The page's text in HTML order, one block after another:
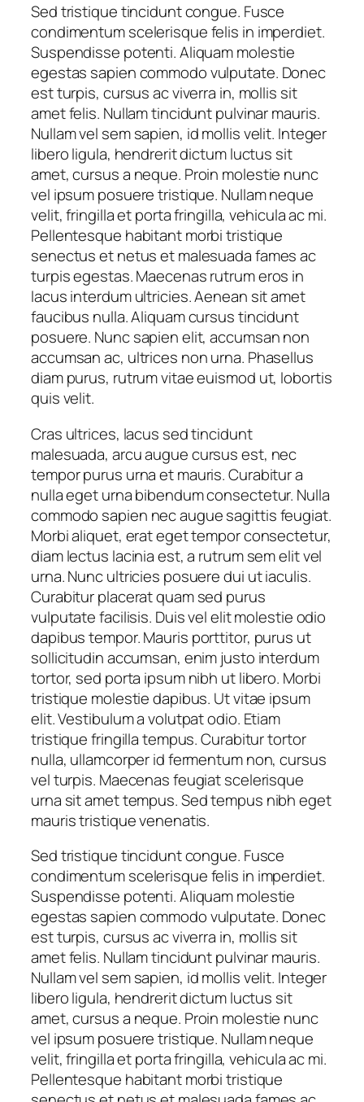
Sed tristique tincidunt congue. Fusce
condimentum scelerisque felis in imperdiet.
Suspendisse potenti. Aliquam molestie
egestas sapien commodo vulputate. Donec
est turpis, cursus ac viverra in, mollis sit
amet felis. Nullam tincidunt pulvinar mauris.
Nullam vel sem sapien, id mollis velit. Integer
libero ligula, hendrerit dictum luctus sit
amet, cursus a neque. Proin molestie nunc
vel ipsum posuere tristique. Nullam neque
velit, fringilla et porta fringilla, vehicula ac mi.
Pellentesque habitant morbi tristique
senectus et netus et malesuada fames ac
turpis egestas. Maecenas rutrum eros in
lacus interdum ultricies. Aenean sit amet
faucibus nulla. Aliquam cursus tincidunt
posuere. Nunc sapien elit, accumsan non
accumsan ac, ultrices non urna. Phasellus
diam purus, rutrum vitae euismod ut, lobortis
quis velit.
Cras ultrices, lacus sed tincidunt
malesuada, arcu augue cursus est, nec
tempor purus urna et mauris. Curabitur a
nulla eget urna bibendum consectetur. Nulla
commodo sapien nec augue sagittis feugiat.
Morbi aliquet, erat eget tempor consectetur,
diam lectus lacinia est, a rutrum sem elit vel
urna. Nunc ultricies posuere dui ut iaculis.
Curabitur placerat quam sed purus
vulputate facilisis. Duis vel elit molestie odio
dapibus tempor. Mauris porttitor, purus ut
sollicitudin accumsan, enim justo interdum
tortor, sed porta ipsum nibh ut libero. Morbi
tristique molestie dapibus. Ut vitae ipsum
elit. Vestibulum a volutpat odio. Etiam
tristique fringilla tempus. Curabitur tortor
nulla, ullamcorper id fermentum non, cursus
vel turpis. Maecenas feugiat scelerisque
urna sit amet tempus. Sed tempus nibh eget
mauris tristique venenatis.
Sed tristique tincidunt congue. Fusce
condimentum scelerisque felis in imperdiet.
Suspendisse potenti. Aliquam molestie
egestas sapien commodo vulputate. Donec
est turpis, cursus ac viverra in, mollis sit
amet felis. Nullam tincidunt pulvinar mauris.
Nullam vel sem sapien, id mollis velit. Integer
libero ligula, hendrerit dictum luctus sit
amet, cursus a neque. Proin molestie nunc
vel ipsum posuere tristique. Nullam neque
velit, fringilla et porta fringilla, vehicula ac mi.
Pellentesque habitant morbi tristique